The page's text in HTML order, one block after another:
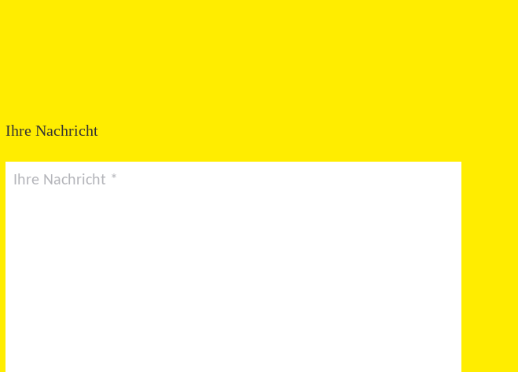
Ihre Nachricht
Ihre Nachricht